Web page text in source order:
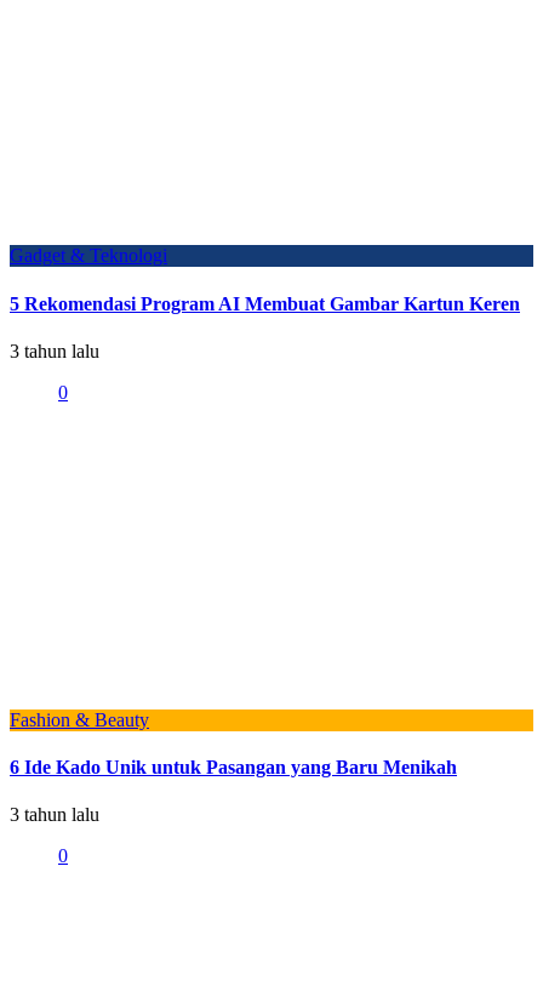
Gadget & Teknologi
5 Rekomendasi Program AI Membuat Gambar Kartun Keren
3 tahun lalu
0
Fashion & Beauty
6 Ide Kado Unik untuk Pasangan yang Baru Menikah
3 tahun lalu
0